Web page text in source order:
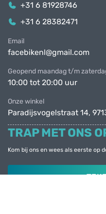
+31 6 81928746
+31 6 28382471
Email
facebikenl@gmail.com
Geopend maandag t/m
10:00 tot 20:00 uur
Onze winkel
Paradijsvogelstraat 14,
TRAP MET ONS
Kom bij ons en wees als eerste op